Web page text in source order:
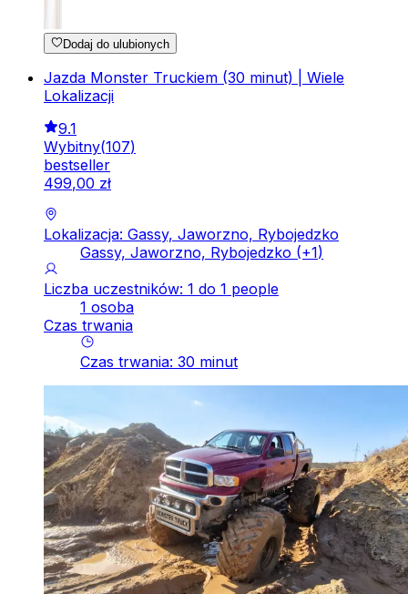
Dodaj do ulubionych
Jazda Monster Truckiem (30 minut) | Wiele
Lokalizacji
9.1
Wybitny(107)
bestseller
499,00 zł
Lokalizacja: Gassy, Jaworzno, Rybojedzko
Gassy, Jaworzno, Rybojedzko (+1)
Liczba uczestników: 1 do 1 people
1 osoba
Czas trwania
Czas trwania: 30 minut